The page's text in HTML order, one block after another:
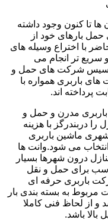
ها تا کنون وجود داشته
بارهای خود از
با اختراع وسیله های
تر انجام می
تاسیس شرکت های حمل و
باربری همواره با
پرداخته اند.
باربری مدرن و حمل و
را دربندرگز با هزینه
ماشین باربری
می شود.وانت ها
درون شهرها بسیار
برای حمل و نقل
باربری حرفه ای
مربوط به بسته بندی بار
و از لحاظ فنی کاملا
بالا باشد.